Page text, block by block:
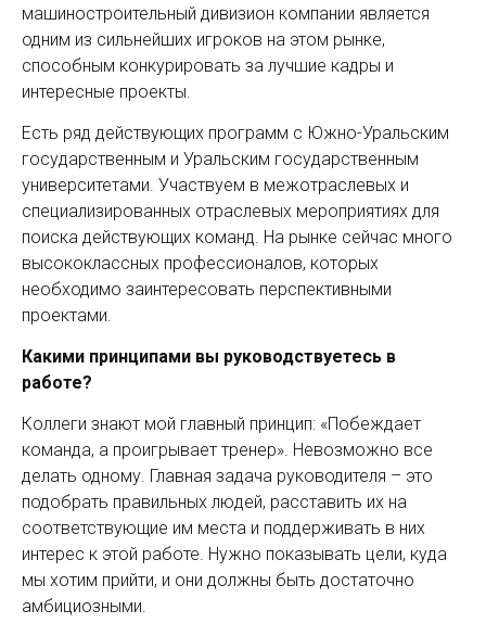
машиностроительный дивизион компании является
одним из сильнейших игроков на этом рынке,
способным конкурировать за лучшие кадры и
интересные проекты.
Есть ряд действующих программ с Южно-Уральским
государственным и Уральским государственным
университетами. Участвуем в межотраслевых и
специализированных отраслевых мероприятиях для
поиска действующих команд. На рынке сейчас много
высококлассных профессионалов, которых
необходимо заинтересовать перспективными
проектами.
Какими принципами вы руководствуетесь в
работе?
Коллеги знают мой главный принцип: «Побеждает
команда, а проигрывает тренер». Невозможно все
делать одному. Главная задача руководителя – это
подобрать правильных людей, расставить их на
соответствующие им места и поддерживать в них
интерес к этой работе. Нужно показывать цели, куда
мы хотим прийти, и они должны быть достаточно
амбициозными.